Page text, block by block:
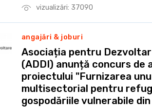
vizualizări: 37090
angajări & joburi
Asociația pentru
(ADDI) anunță concurs de
proiectului "Furnizarea
multisectorial pentru
gospodăriile vulnerabile